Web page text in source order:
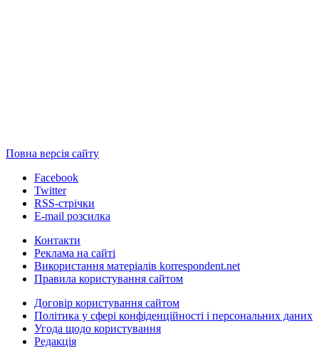
Повна версія сайту
Facebook
Twitter
RSS-стрічки
E-mail розсилка
Контакти
Реклама на сайті
Використання матеріалів korrespondent.net
Правила користування сайтом
Договір користування сайтом
Політика у сфері конфіденційності і персональних даних
Угода щодо користування
Редакція